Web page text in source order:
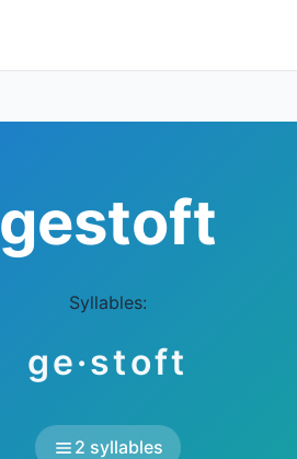
gestoft
Syllables:
ge·stoft
2 syllables